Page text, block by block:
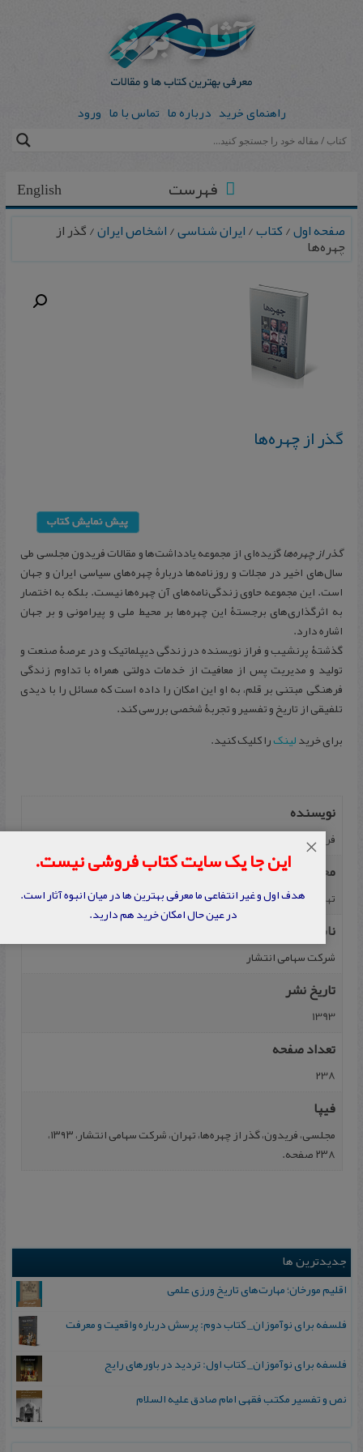
راهنمای خرید درباره ما تماس با ما ورود
English فهرست
صفحه اول/کتاب/ایران شناسی/اشخاص ایران/ گذر از
چهره‌ها
گذر از چهره‌ها
گذر از چهره‌هاگزیده‌ای از مجموعه یادداشت‌ها و مقالات فریدون مجلسی طی
سال‌های اخیر در مجلات و روزنامه‌ها دربارۀ چهره‌های سیاسی ایران و جهان
است. این مجموعه حاوی زندگی‌نامه‌های آن چهره‌ها نیست. بلکه به اختصار
به اثرگذاری‌های برجستۀ این چهره‌ها بر محیط ملی و پیرامونی و بر جهان
اشاره دارد.
گذشتۀ پرنشیب و فراز نویسنده در زندگی دیپلماتیک و در عرصۀ صنعت و
تولید و مدیریت پس از معافیت از خدمات دولتی همراه با تداوم زندگی
فرهنگی مبتنی بر قلم، به او این امکان را داده است که مسائل را با دیدی
تلفیقی از تاریخ و تفسیر و تجربۀ شخصی بررسی کند.
برای خریدلینکرا کلیک کنید.
نویسنده
فریدون مجلسی
محل نشر
تهران
ناشر
شرکت سهامی انتشار
تاریخ نشر
1393
تعداد صفحه
238
فیپا
مجلسی، فریدون، گذر از چهره‌ها، تهران، شرکت سهامی انتشار، ۱۳۹۳،
۲۳۸ صفحه.
جدیدترین ها
اقلیم مورخان؛ مهارت‌های تاریخ ورزی علمی
فلسفه برای نوآموزان_ کتاب دوم: پرسش درباره واقعیت و معرفت
فلسفه برای نوآموزان_ کتاب اول: تردید در باورهای رایج
نص و تفسیر مکتب فقهی امام صادق علیه السلام
این جا یک سایت کتاب فروشی نیست.
هدف اول و غیر انتفاعی ما معرفی بهترین ها در میان انبوه آثار است.
در عین حال امکان خرید هم دارید.
×